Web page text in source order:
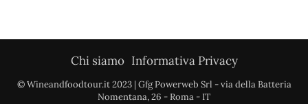
Chi siamo Informativa Privacy
© Wineandfoodtour.it 2023 | Gfg Powerweb Srl - via della Batteria
Nomentana, 26 - Roma - IT